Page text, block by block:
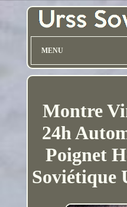
MENU
Montre
24h
Poignet
Soviétique